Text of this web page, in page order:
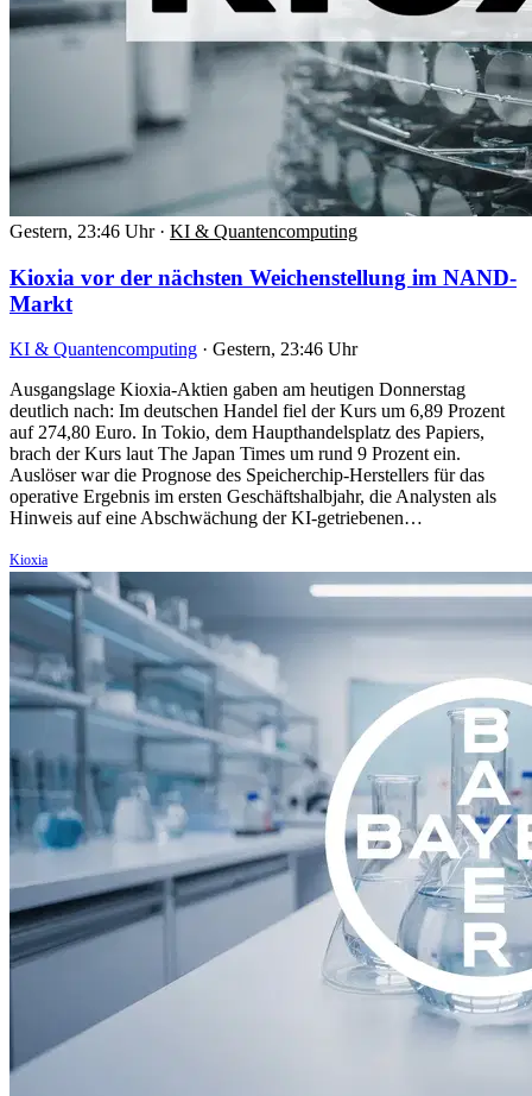
Gestern, 23:46 Uhr · KI & Quantencomputing
Kioxia vor der nächsten Weichenstellung im NAND-
Markt
KI & Quantencomputing · Gestern, 23:46 Uhr
Ausgangslage Kioxia-Aktien gaben am heutigen Donnerstag
deutlich nach: Im deutschen Handel fiel der Kurs um 6,89 Prozent
auf 274,80 Euro. In Tokio, dem Haupthandelsplatz des Papiers,
brach der Kurs laut The Japan Times um rund 9 Prozent ein.
Auslöser war die Prognose des Speicherchip-Herstellers für das
operative Ergebnis im ersten Geschäftshalbjahr, die Analysten als
Hinweis auf eine Abschwächung der KI-getriebenen…
Kioxia